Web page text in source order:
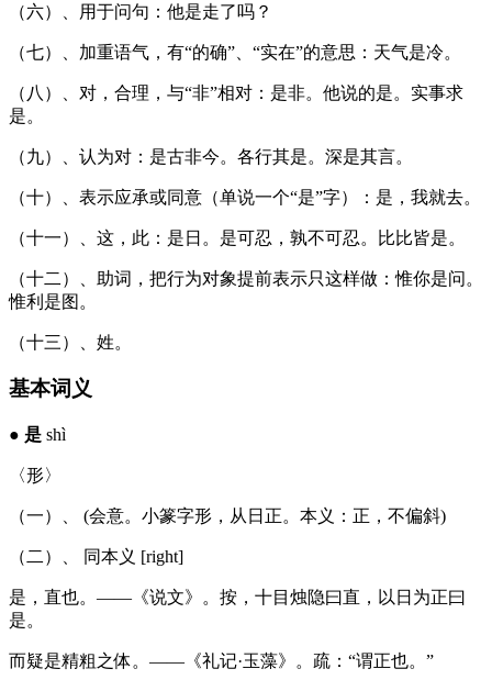
（六）、用于问句：他是走了吗？
（七）、加重语气，有“的确”、“实在”的意思：天气是冷。
（八）、对，合理，与“非”相对：是非。他说的是。实事求
是。
（九）、认为对：是古非今。各行其是。深是其言。
（十）、表示应承或同意（单说一个“是”字）：是，我就去。
（十一）、这，此：是日。是可忍，孰不可忍。比比皆是。
（十二）、助词，把行为对象提前表示只这样做：惟你是问。
惟利是图。
（十三）、姓。
基本词义
● 是 shì
〈形〉
（一）、 (会意。小篆字形，从日正。本义：正，不偏斜)
（二）、 同本义 [right]
是，直也。——《说文》。按，十目烛隐曰直，以日为正曰
是。
而疑是精粗之体。——《礼记·玉藻》。疏：“谓正也。”